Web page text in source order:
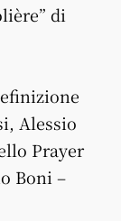
di
Alessio
Prayer
Boni –